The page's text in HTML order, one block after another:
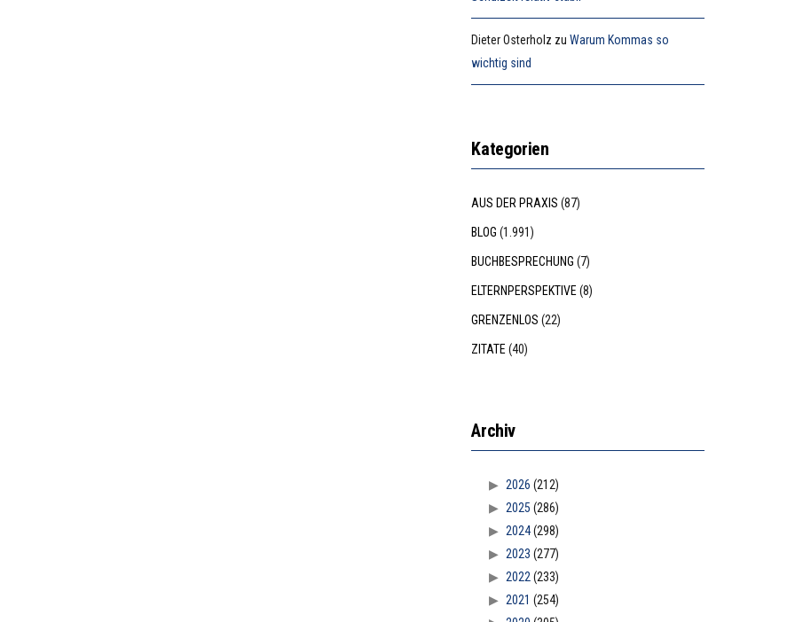
Dieter Osterholz zuWarum Kommas so
wichtig sind
Kategorien
AUS DER PRAXIS (87)
BLOG (1.991)
BUCHBESPRECHUNG (7)
ELTERNPERSPEKTIVE(8)
GRENZENLOS (22)
ZITATE(40)
Archiv
2026 (212)
2025 (286)
2024(298)
2023 (277)
2022(233)
2021 (254)